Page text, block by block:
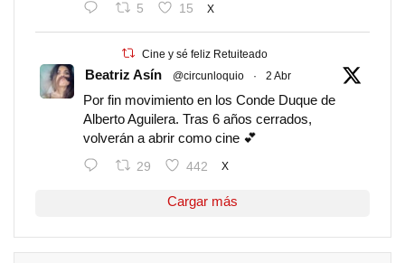
5 15 X
Cine y sé feliz Retuiteado
Beatriz Asín @circunloquio · 2 Abr
Por fin movimiento en los Conde Duque de
Alberto Aguilera. Tras 6 años cerrados,
volverán a abrir como cine 💕
29 442 X
Cargar más